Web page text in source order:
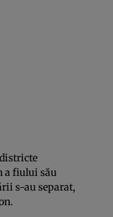
​​a fiului său
s-au separat,